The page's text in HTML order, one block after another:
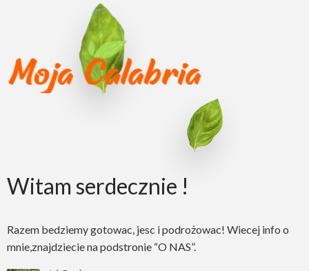
Witam serdecznie !
Razem bedziemy gotowac, jesc i podrożowac! Wiecej info o
mnie,znajdziecie na podstronie “O NAS”.